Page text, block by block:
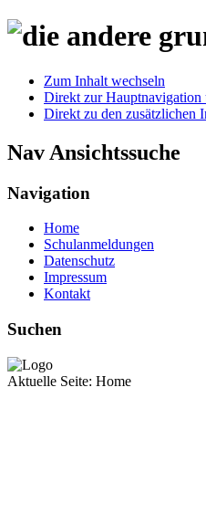
Zum Inhalt wechseln
Direkt zur Hauptnavigation
Direkt zu den zusätzlichen
Nav Ansichtssuche
Navigation
Home
Schulanmeldungen
Datenschutz
Impressum
Kontakt
Suchen
Aktuelle Seite: Home